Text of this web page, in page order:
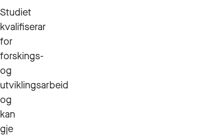
Studiet
kvalifiserar
for
forskings-
og
utviklingsarbeid
og
kan
gje